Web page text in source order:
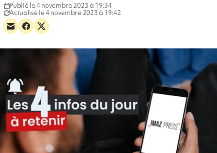
Publié le 4 novembre 2023 à 19:34
Actualisé le 4 novembre 2023 à 19:42